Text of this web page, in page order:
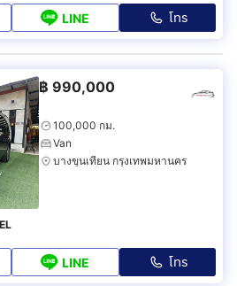
LINE โทร
฿ 990,000
100,000 กม.
Van
บางขุนเทียน กรุงเทพมหานคร
LINE โทร